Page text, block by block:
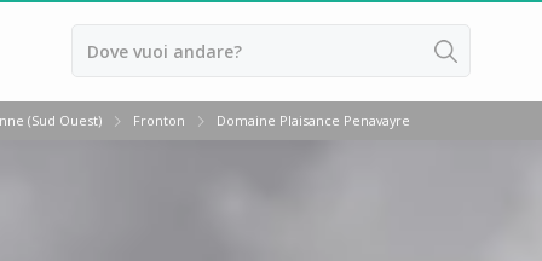
(Sud Ouest) Fronton Domaine Plaisance Penavayre